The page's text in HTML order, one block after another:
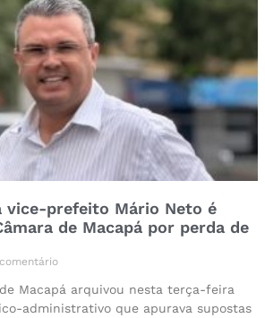
vice-prefeito Mário Neto é
de Macapá por perda de
Macapá arquivou nesta terça-feira
administrativo que apurava supostas